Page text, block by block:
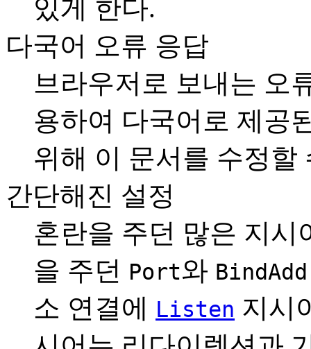
있게 한다.
다국어 오류 응답
브라우저로 보내는 오
용하여 다국어로 제공
위해 이 문서를 수정할
간단해진 설정
혼란을 주던 많은 지시
을 주던 Port와
소 연결에 Listen 지시